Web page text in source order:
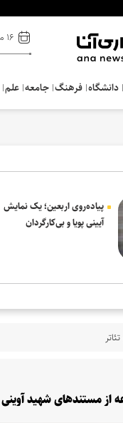
۱۶ مرداد ۱۴۰۵
دانشگاه فرهنگ‌ جامعه علم
پیاده‌روی اربعین؛ یک نمایش
آیینی پویا و بی‌کارگردان